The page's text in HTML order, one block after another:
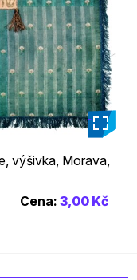
_
výšivka, Morava,
Cena: 3,00 Kč